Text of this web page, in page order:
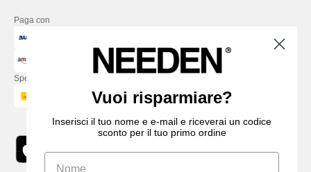
Paga con
Spediamo con
Vuoi risparmiare?
Inserisci il tuo nome e e-mail e riceverai un codice
sconto per il tuo primo ordine